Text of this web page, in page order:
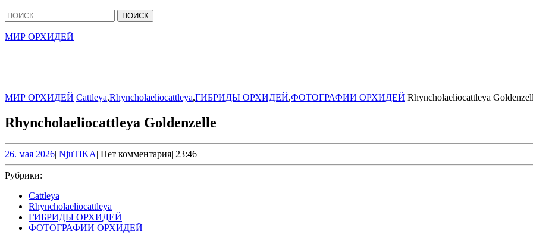
Кнопка
Закрыть
Найти:
МИР ОРХИДЕЙ
МИР ОРХИДЕЙ Cattleya,Rhyncholaeliocattleya,ГИБРИДЫ ОРХИДЕЙ,ФОТОГРАФИИ ОРХИДЕЙ Rhyncholaeliocattleya
Rhyncholaeliocattleya Goldenzelle
26. мая 202626.
мая
| NjuTIKANjuTIKA
| Нет комментария| 23:46
Рубрики:
Cattleya
Rhyncholaeliocattleya
ГИБРИДЫ ОРХИДЕЙ
ФОТОГРАФИИ ОРХИДЕЙ